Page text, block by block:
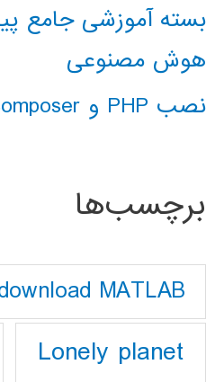
بسته آموزشی جامع
هوش مصنوعی
نصب PHP و composer در ویندوز 10
برچسب‌ها
MATLAB
Lonely planet